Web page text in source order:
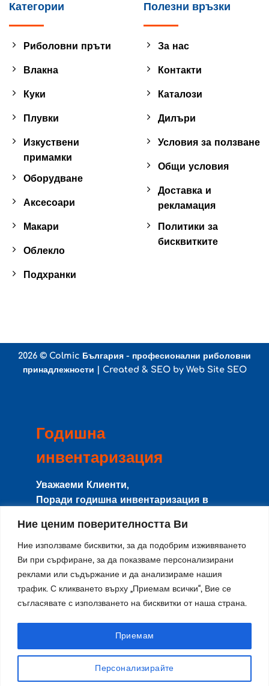
Ние ценим поверителността Ви
Ние използваме бисквитки, за да подобрим изживяването
Ви при сърфиране, за да показваме персонализирани
реклами или съдържание и да анализираме нашия
трафик. С кликването върху „Приемам всички“, Вие се
съгласявате с използването на бисквитки от наша страна.
Персонализирайте
Приемам
Категории
Риболовни пръти
Влакна
Куки
Плувки
Изкуствени
примамки
Оборудване
Аксесоари
Макари
Облекло
Подхранки
Полезни връзки
За нас
Контакти
Каталози
Дилъри
Условия за ползване
Общи условия
Доставка и
рекламация
Политики за
бисквитките
2026 © Colmic България - професионални риболовни
принадлежности | Created & SEO by Web Site SEO
Годишна
инвентаризация
Уважаеми Клиенти,
Поради годишна инвентаризация в
няма да работят с клиенти, и няма да се
изпращат поръчки.
Направените поръчки в този период ще
се изпращат от17-ти Августпо реда на
тяхното получаване.
Благодарим за разбирането и се
извиняваме за причиненото